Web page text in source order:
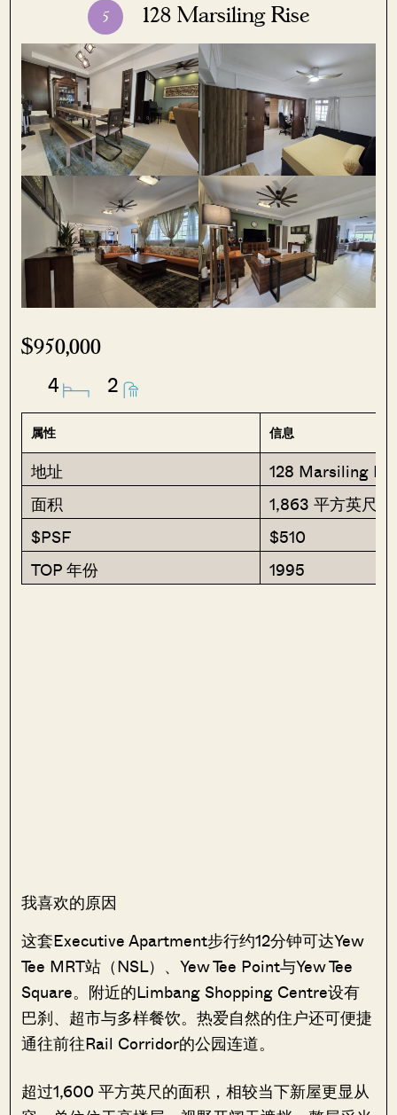
5 128 Marsiling Rise
$950,000
4 2
属性 信息
地址
128 Marsiling
面积
1,863 平方英尺
$PSF
$510
TOP 年份
1995
我喜欢的原因
这套Executive Apartment步行约12分钟可达Yew
Tee MRT站（NSL）、Yew Tee Point与Yew Tee
Square。附近的Limbang Shopping Centre设有
巴刹、超市与多样餐饮。热爱自然的住户还可便捷
通往前往Rail Corridor的公园连道。
超过1,600 平方英尺的面积，相较当下新屋更显从